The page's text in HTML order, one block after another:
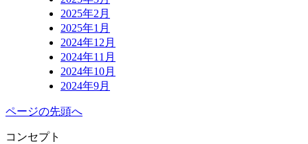
2025年2月
2025年1月
2024年12月
2024年11月
2024年10月
2024年9月
ページの先頭へ
コンセプト